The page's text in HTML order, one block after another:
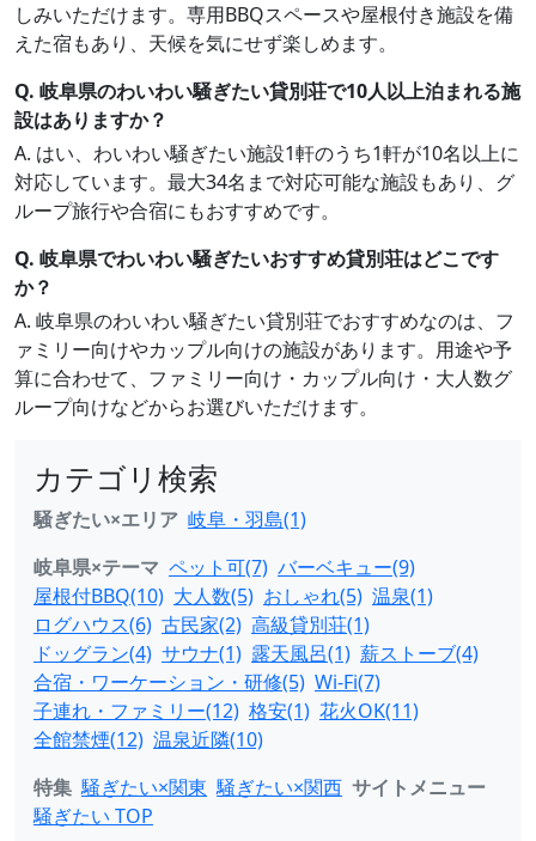
しみいただけます。専用BBQスペースや屋根付き施設を備
えた宿もあり、天候を気にせず楽しめます。
Q. 岐阜県のわいわい騒ぎたい貸別荘で10人以上泊まれる施
設はありますか？
A. はい、わいわい騒ぎたい施設1軒のうち1軒が10名以上に
対応しています。最大34名まで対応可能な施設もあり、グ
ループ旅行や合宿にもおすすめです。
Q. 岐阜県でわいわい騒ぎたいおすすめ貸別荘はどこです
か？
A. 岐阜県のわいわい騒ぎたい貸別荘でおすすめなのは、フ
ァミリー向けやカップル向けの施設があります。用途や予
算に合わせて、ファミリー向け・カップル向け・大人数グ
ループ向けなどからお選びいただけます。
カテゴリ検索
騒ぎたい×エリア 岐阜・羽島(1)
岐阜県×テーマ ペット可(7) バーベキュー(9)
屋根付BBQ(10) 大人数(5) おしゃれ(5) 温泉(1)
ログハウス(6) 古民家(2) 高級貸別荘(1)
ドッグラン(4) サウナ(1) 露天風呂(1) 薪ストーブ(4)
合宿・ワーケーション・研修(5) Wi-Fi(7)
子連れ・ファミリー(12) 格安(1) 花火OK(11)
全館禁煙(12) 温泉近隣(10)
特集 騒ぎたい×関東 騒ぎたい×関西 サイトメニュー
騒ぎたい TOP